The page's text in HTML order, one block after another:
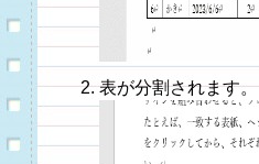
表が分割されます。